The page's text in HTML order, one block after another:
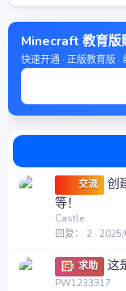
Minecraft 教育版
快速开通 · 正版教育版 ·
交流
创
等！
Castle
回复
2
求助 这
PW1233317